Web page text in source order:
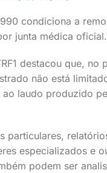
condiciona a
junta médica oficial.
destacou que, no
não está
ao laudo produzido
particulares,
especializados e
podem ser